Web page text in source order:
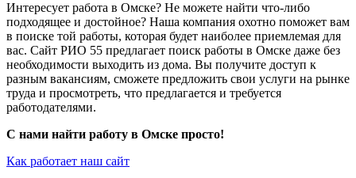
Интересует работа в Омске? Не можете найти что-либо
подходящее и достойное? Наша компания охотно поможет вам
в поиске той работы, которая будет наиболее приемлемая для
вас. Сайт РИО 55 предлагает поиск работы в Омске даже без
необходимости выходить из дома. Вы получите доступ к
разным вакансиям, сможете предложить свои услуги на рынке
труда и просмотреть, что предлагается и требуется
работодателями.
С нами найти работу в Омске просто!
Как работает наш сайт